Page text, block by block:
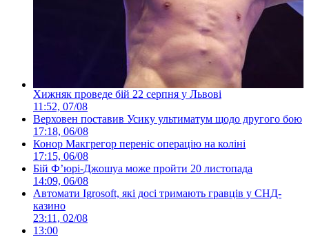
Хижняк проведе бій 22 серпня у Львові
11:52, 07/08
Верховен поставив Усику ультиматум щодо другого бою
17:18, 06/08
Конор Макгрегор переніс операцію на коліні
17:15, 06/08
Бій Ф’юрі-Джошуа може пройти 20 листопада
14:09, 06/08
Автомати Igrosoft, які досі тримають гравців у СНД-
казино
23:11, 02/08
13:00